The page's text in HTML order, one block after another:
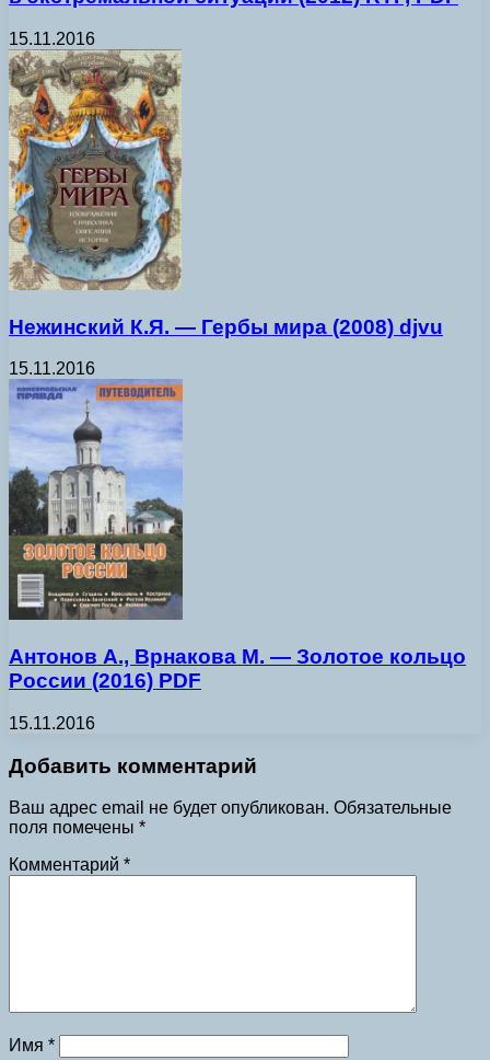
15.11.2016
Нежинский К.Я. — Гербы мира (2008) djvu
15.11.2016
Антонов А., Врнакова М. — Золотое кольцо
России (2016) PDF
15.11.2016
Добавить комментарий
Ваш адрес email не будет опубликован. Обязательные
поля помечены *
Комментарий *
Имя *